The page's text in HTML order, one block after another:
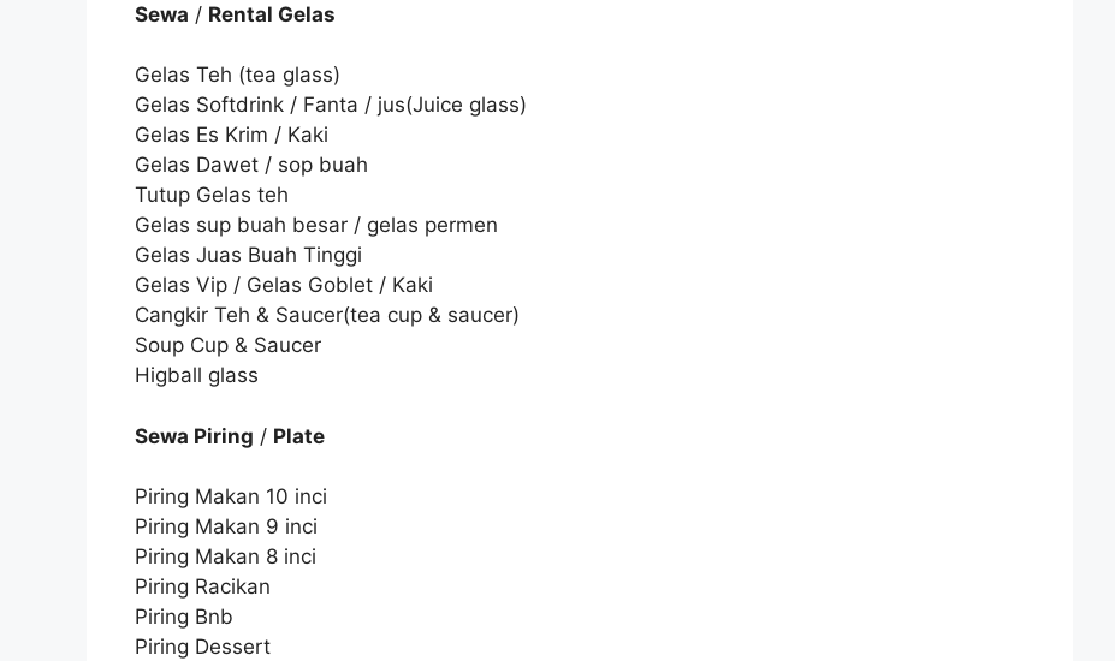
Sewa / Rental Gelas
Gelas Teh (tea glass)
Gelas Softdrink / Fanta / jus(Juice glass)
Gelas Es Krim / Kaki
Gelas Dawet / sop buah
Tutup Gelas teh
Gelas sup buah besar / gelas permen
Gelas Juas Buah Tinggi
Gelas Vip / Gelas Goblet / Kaki
Cangkir Teh & Saucer(tea cup & saucer)
Soup Cup & Saucer
Higball glass
Sewa Piring / Plate
Piring Makan 10 inci
Piring Makan 9 inci
Piring Makan 8 inci
Piring Racikan
Piring Bnb
Piring Dessert